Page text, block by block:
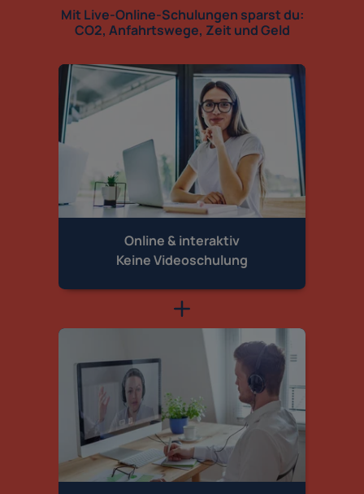
Mit Live-Online-Schulungen sparst du:
CO2, Anfahrtswege, Zeit und Geld
Online & interaktiv
Keine Videoschulung